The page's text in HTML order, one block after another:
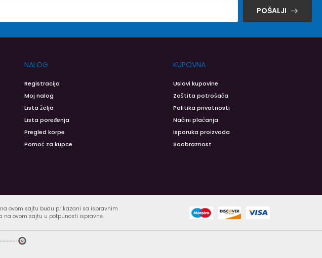
POŠALJI
NALOG
Registracija
Moj nalog
Lista želja
Lista poređenja
Pregled korpe
Pomoć za kupce
KUPOVNA
Uslovi kupovine
Zaštita potrošača
Politika privatnosti
Načini plaćanja
Isporuka proizvoda
Saobraznost
ovom sajtu budu prikazani sa ispravnim
na ovom sajtu u potpunosti ispravne.
|